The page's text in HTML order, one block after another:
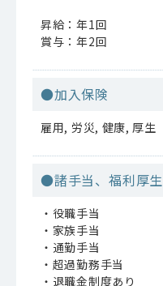
昇給：年1回
賞与：年2回
●加入保険
雇用, 労災, 健康, 厚生
●諸手当、福利厚生
・役職手当
・家族手当
・通勤手当
・超過勤務手当
・退職金制度あり